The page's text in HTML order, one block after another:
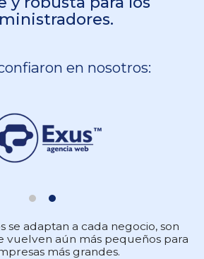
en nosotros:
se adaptan a cada negocio, son
vuelven aún más pequeños para
más grandes.